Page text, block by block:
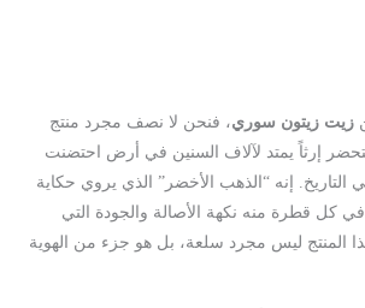
زيت زيتون سوري، فنحن لا نصف مجرد منتج
إرثاً يمتد لآلاف السنين في أرض احتضنت
التاريخ. إنه “الذهب الأخضر” الذي يروي حكاية
قطرة منه نكهة الأصالة والجودة التي
المنتج ليس مجرد سلعة، بل هو جزء من الهوية